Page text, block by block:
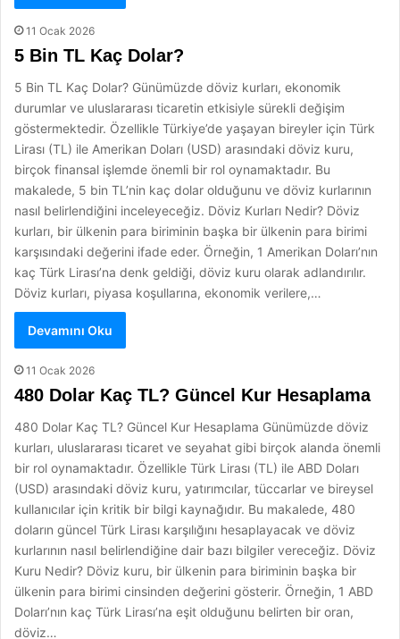
11 Ocak 2026
5 Bin TL Kaç Dolar?
5 Bin TL Kaç Dolar? Günümüzde döviz kurları, ekonomik
durumlar ve uluslararası ticaretin etkisiyle sürekli değişim
göstermektedir. Özellikle Türkiye’de yaşayan bireyler için Türk
Lirası (TL) ile Amerikan Doları (USD) arasındaki döviz kuru,
birçok finansal işlemde önemli bir rol oynamaktadır. Bu
makalede, 5 bin TL’nin kaç dolar olduğunu ve döviz kurlarının
nasıl belirlendiğini inceleyeceğiz. Döviz Kurları Nedir? Döviz
kurları, bir ülkenin para biriminin başka bir ülkenin para birimi
karşısındaki değerini ifade eder. Örneğin, 1 Amerikan Doları’nın
kaç Türk Lirası’na denk geldiği, döviz kuru olarak adlandırılır.
Döviz kurları, piyasa koşullarına, ekonomik verilere,…
Devamını Oku
11 Ocak 2026
480 Dolar Kaç TL? Güncel Kur Hesaplama
480 Dolar Kaç TL? Güncel Kur Hesaplama Günümüzde döviz
kurları, uluslararası ticaret ve seyahat gibi birçok alanda önemli
bir rol oynamaktadır. Özellikle Türk Lirası (TL) ile ABD Doları
(USD) arasındaki döviz kuru, yatırımcılar, tüccarlar ve bireysel
kullanıcılar için kritik bir bilgi kaynağıdır. Bu makalede, 480
doların güncel Türk Lirası karşılığını hesaplayacak ve döviz
kurlarının nasıl belirlendiğine dair bazı bilgiler vereceğiz. Döviz
Kuru Nedir? Döviz kuru, bir ülkenin para biriminin başka bir
ülkenin para birimi cinsinden değerini gösterir. Örneğin, 1 ABD
Doları’nın kaç Türk Lirası’na eşit olduğunu belirten bir oran,
döviz…